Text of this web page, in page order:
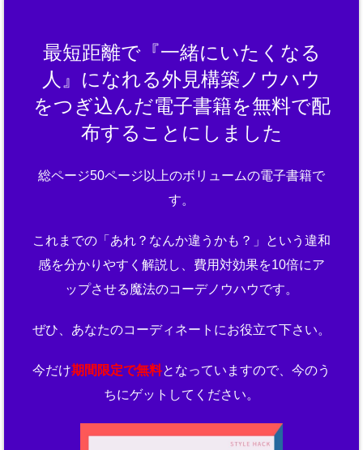
最短距離で『一緒にいたくなる
人』になれる外見構築ノウハウ
をつぎ込んだ電子書籍を無料で配
布することにしました
総ページ50ページ以上のボリュームの電子書籍で
す。
これまでの「あれ？なんか違うかも？」という違和
感を分かりやすく解説し、費用対効果を10倍にア
ップさせる魔法のコーデノウハウです。
ぜひ、あなたのコーディネートにお役立て下さい。
今だけ期間限定で無料となっていますので、今のう
ちにゲットしてください。